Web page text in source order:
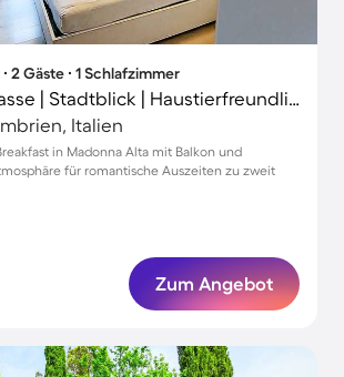
2 Gäste ∙ 1 Schlafzimmer
B&B mit Terrasse | Stadtblick | Haustierfreundlich
Italien
in Madonna Alta mit Balkon und
für romantische Auszeiten zu zweit
Zum Angebot